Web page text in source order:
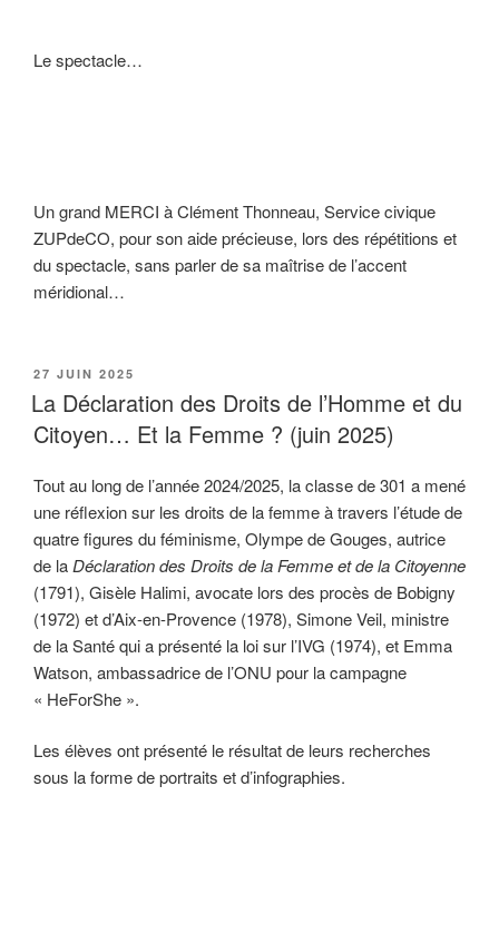
Le spectacle…
Un grand MERCI à Clément Thonneau, Service civique
ZUPdeCO, pour son aide précieuse, lors des répétitions et
du spectacle, sans parler de sa maîtrise de l’accent
méridional…
PUBLIÉ
LE
27 JUIN 2025
La Déclaration des Droits de l’Homme et du
Citoyen… Et la Femme ? (juin 2025)
Tout au long de l’année 2024/2025, la classe de 301 a mené
une réflexion sur les droits de la femme à travers l’étude de
quatre figures du féminisme, Olympe de Gouges, autrice
de la Déclaration des Droits de la Femme et de la Citoyenne
(1791), Gisèle Halimi, avocate lors des procès de Bobigny
(1972) et d’Aix-en-Provence (1978), Simone Veil, ministre
de la Santé qui a présenté la loi sur l’IVG (1974), et Emma
Watson, ambassadrice de l’ONU pour la campagne
« HeForShe ».
Les élèves ont présenté le résultat de leurs recherches
sous la forme de portraits et d’infographies.